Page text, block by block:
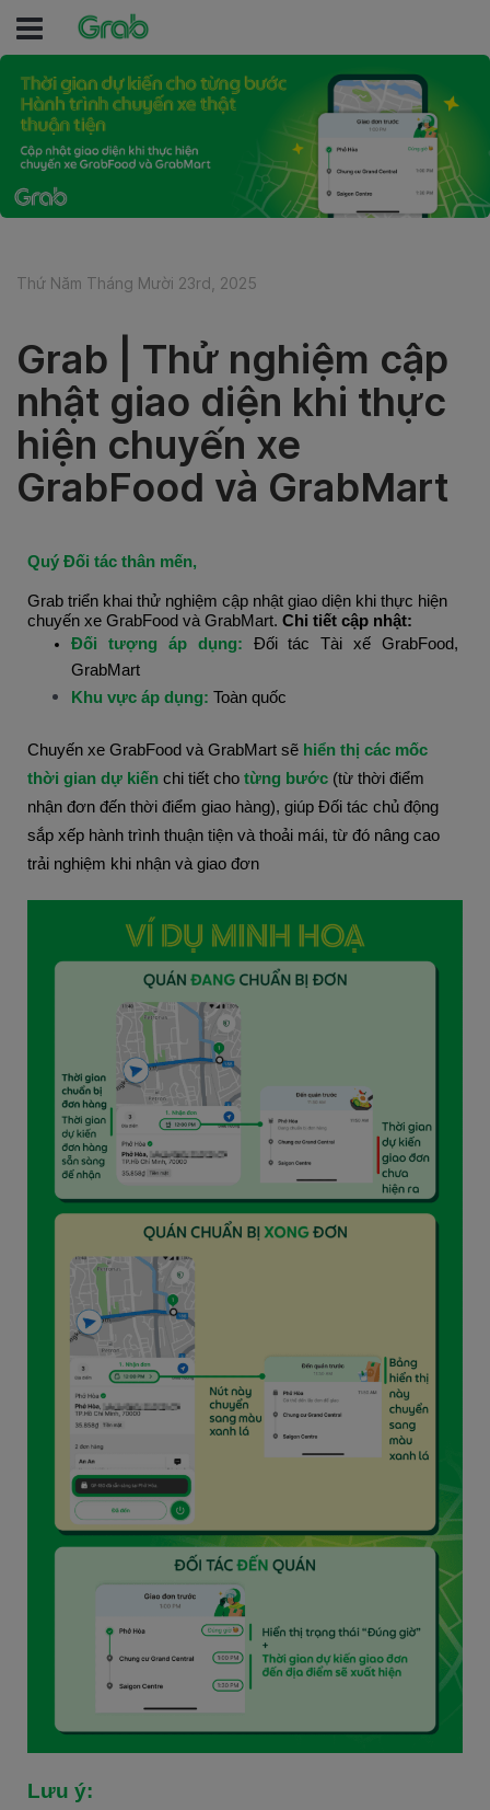
Thứ Năm Tháng Mười 23rd, 2025
Grab | Thử nghiệm cập
nhật giao diện khi thực
hiện chuyến xe
GrabFood và GrabMart
Quý Đối tác thân mến,
Grab triển khai thử nghiệm cập nhật giao diện khi thực hiện
chuyến xe GrabFood và GrabMart. Chi tiết cập nhật:
Đối tượng áp dụng: Đối tác Tài xế GrabFood,
GrabMart
Khu vực áp dụng: Toàn quốc
Chuyến xe GrabFood và GrabMart sẽ hiển thị các mốc
thời gian dự kiến chi tiết cho từng bước (từ thời điểm
nhận đơn đến thời điểm giao hàng), giúp Đối tác chủ động
sắp xếp hành trình thuận tiện và thoải mái, từ đó nâng cao
trải nghiệm khi nhận và giao đơn
Lưu ý: